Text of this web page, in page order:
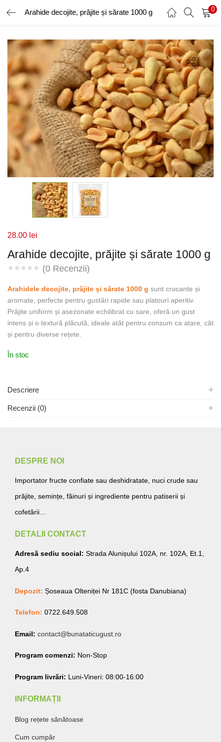
Arahide decojite, prăjite și sărate 1000 g 0
AUTENTIFICARE ÎNREGISTRARE
Introduceți numele de utilizator și parola pentru a vă autentifica.
Amintește-ți de mine
Ai uitat parola?
Arahide decojite, prăjite și sărate 1000 g
(0 Recenzii)
28.00 lei
Arahidele decojite, prăjite și sărate 1000 g sunt crocante și
aromate, perfecte pentru gustări rapide sau platouri aperitiv.
Prăjite uniform și asezonate echilibrat cu sare, oferă un gust
intens și o textură plăcută, ideale atât pentru consum ca atare, cât
și pentru diverse rețete.
În stoc
Descriere
Recenzii (0)
DESPRE NOI
Importator fructe confiate sau deshidratate, nuci crude sau
prăjite, semințe, făinuri și ingrediente pentru patiserii și
cofetării…
DETALII CONTACT
Adresă sediu social: Strada Alunișului 102A, nr. 102A, Et.1,
Ap.4
Depozit: Șoseaua Olteniței Nr 181C (fosta Danubiana)
Telefon: 0722.649.508
Email: contact@bunataticugust.ro
Program comenzi: Non-Stop
Program livrări: Luni-Vineri: 08:00-16:00
INFORMAȚII
Blog rețete sănătoase
Cum cumpăr